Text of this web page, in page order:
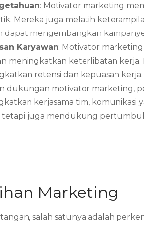
: Motivator marketing
Mereka juga melatih
dapat mengembangkan
Karyawan: Motivator
meningkatkan keterlibatan
retensi dan kepuasan kerja.
dukungan motivator marketing,
kerjasama tim,
tetapi juga mendukung
Marketing
salah satunya adalah